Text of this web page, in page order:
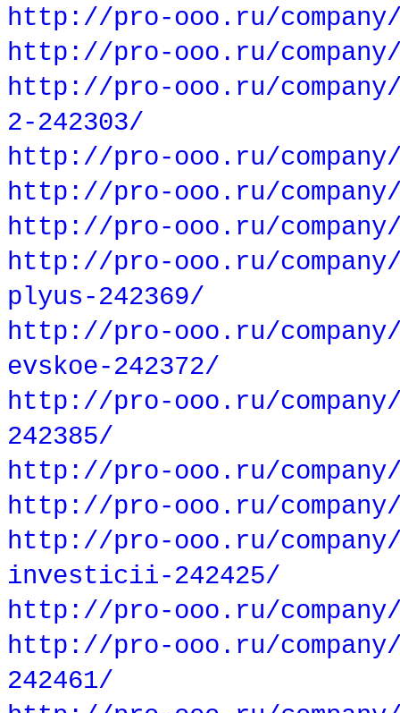
http://pro-ooo.ru/
http://pro-ooo.ru/company/
http://pro-ooo.ru/
2-242303/
http://pro-ooo.ru/
http://pro-ooo.ru/company/
http://pro-ooo.ru/company/
http://pro-ooo.ru/
plyus-242369/
http://pro-ooo.ru/
evskoe-242372/
http://pro-ooo.ru/company/
242385/
http://pro-ooo.ru/company/
http://pro-ooo.ru/company/
http://pro-ooo.ru/company/
investicii-242425/
http://pro-ooo.ru/company/
http://pro-ooo.ru/
242461/